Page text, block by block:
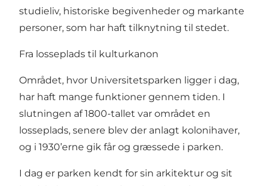
studieliv, historiske begivenheder og markante
personer, som har haft tilknytning til stedet.
Fra losseplads til kulturkanon
Området, hvor Universitetsparken ligger i dag,
har haft mange funktioner gennem tiden. I
slutningen af 1800-tallet var området en
losseplads, senere blev der anlagt kolonihaver,
og i 1930’erne gik får og græssede i parken.
I dag er parken kendt for sin arkitektur og sit